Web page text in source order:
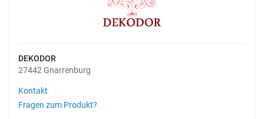
DEKODOR
27442 Gnarrenburg
Kontakt
Fragen zum Produkt?